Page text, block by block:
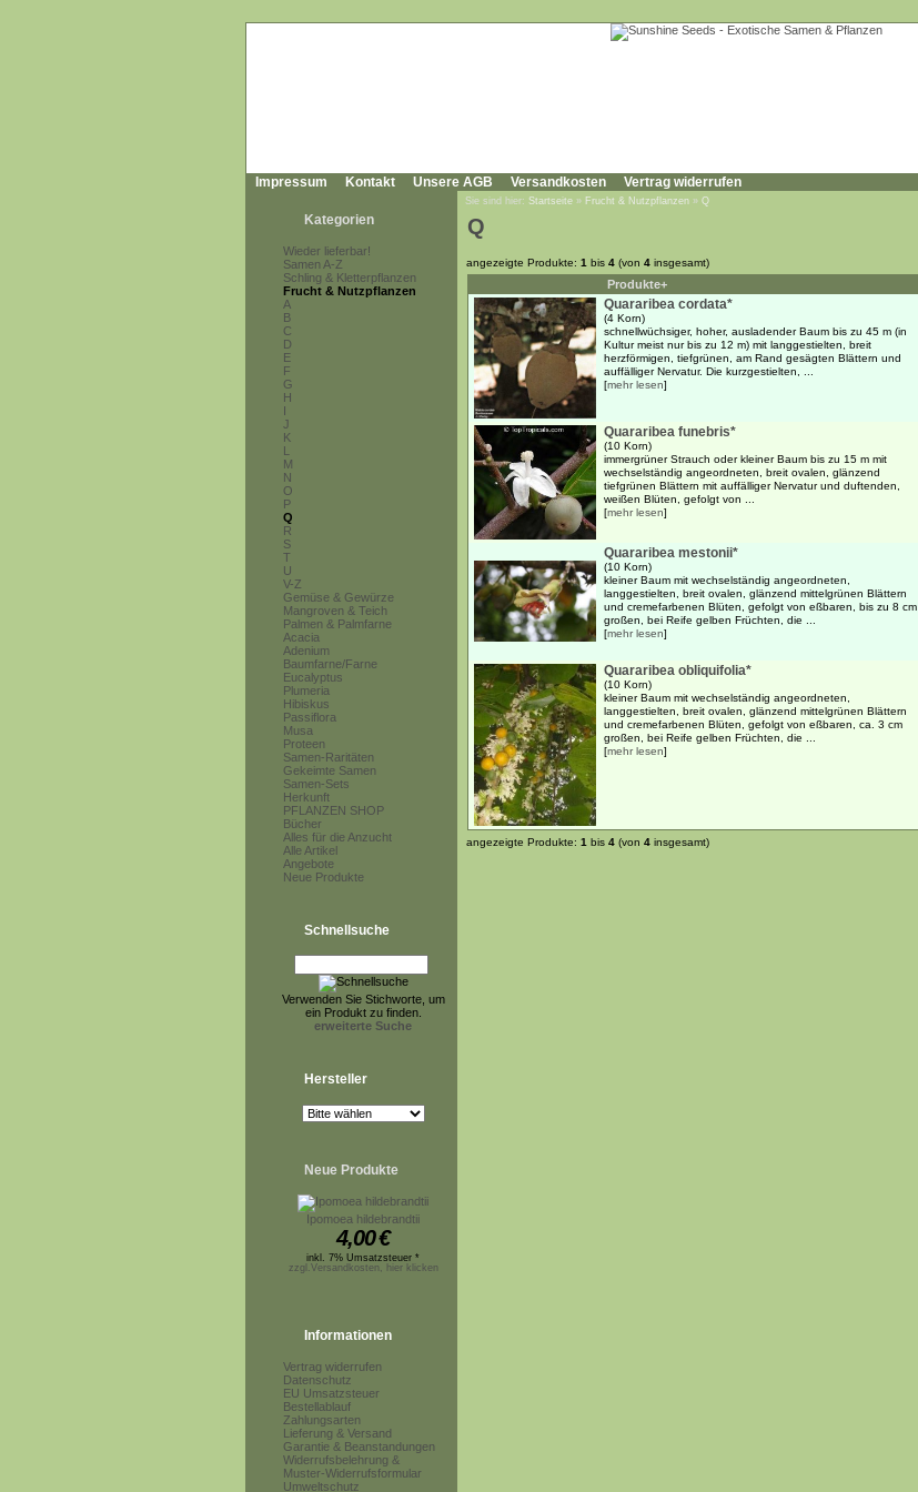
Impressum Kontakt Unsere AGB Versandkosten Vertrag widerrufen
Kategorien
Wieder lieferbar!
Samen A-Z
Schling & Kletterpflanzen
Frucht & Nutzpflanzen
A
B
C
D
E
F
G
H
I
J
K
L
M
N
O
P
Q
R
S
T
U
V-Z
Gemüse & Gewürze
Mangroven & Teich
Palmen & Palmfarne
Acacia
Adenium
Baumfarne/Farne
Eucalyptus
Plumeria
Hibiskus
Passiflora
Musa
Proteen
Samen-Raritäten
Gekeimte Samen
Samen-Sets
Herkunft
PFLANZEN SHOP
Bücher
Alles für die Anzucht
Alle Artikel
Angebote
Neue Produkte
Schnellsuche
Verwenden Sie Stichworte, um
ein Produkt zu finden.
erweiterte Suche
Hersteller
Neue Produkte
Ipomoea hildebrandtii
4,00€
inkl. 7% Umsatzsteuer *
zzgl.Versandkosten, hier klicken
Informationen
Vertrag widerrufen
Datenschutz
EU Umsatzsteuer
Bestellablauf
Zahlungsarten
Lieferung & Versand
Garantie & Beanstandungen
Widerrufsbelehrung &
Muster-Widerrufsformular
Umweltschutz
Sie sind hier: Startseite » Frucht & Nutzpflanzen » Q
Q
angezeigte Produkte: 1 bis 4 (von 4 insgesamt)
Produkte+
Quararibea cordata*
(4 Korn)
schnellwüchsiger, hoher, ausladender Baum bis zu 45 m (in
Kultur meist nur bis zu 12 m) mit langgestielten, breit
herzförmigen, tiefgrünen, am Rand gesägten Blättern und
auffälliger Nervatur. Die kurzgestielten, ...
[mehr lesen]
Quararibea funebris*
(10 Korn)
immergrüner Strauch oder kleiner Baum bis zu 15 m mit
wechselständig angeordneten, breit ovalen, glänzend
tiefgrünen Blättern mit auffälliger Nervatur und duftenden,
weißen Blüten, gefolgt von ...
[mehr lesen]
Quararibea mestonii*
(10 Korn)
kleiner Baum mit wechselständig angeordneten,
langgestielten, breit ovalen, glänzend mittelgrünen Blättern
und cremefarbenen Blüten, gefolgt von eßbaren, bis zu 8 cm
großen, bei Reife gelben Früchten, die ...
[mehr lesen]
Quararibea obliquifolia*
(10 Korn)
kleiner Baum mit wechselständig angeordneten,
langgestielten, breit ovalen, glänzend mittelgrünen Blättern
und cremefarbenen Blüten, gefolgt von eßbaren, ca. 3 cm
großen, bei Reife gelben Früchten, die ...
[mehr lesen]
angezeigte Produkte: 1 bis 4 (von 4 insgesamt)